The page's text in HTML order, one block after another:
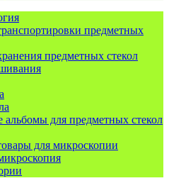
предметных
предметных стекол
для предметных стекол
для микроскопии